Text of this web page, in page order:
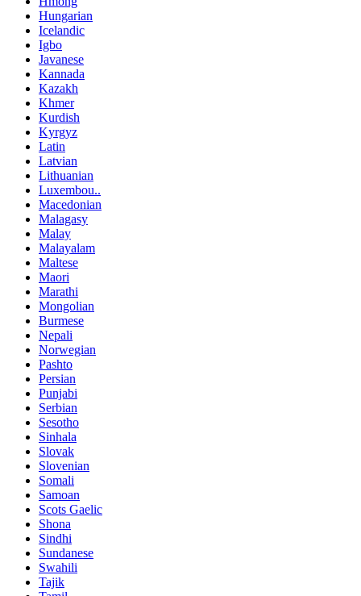
Hungarian
Icelandic
Igbo
Javanese
Kannada
Kazakh
Khmer
Kurdish
Kyrgyz
Latin
Latvian
Lithuanian
Luxembou..
Macedonian
Malagasy
Malay
Malayalam
Maltese
Maori
Marathi
Mongolian
Burmese
Nepali
Norwegian
Pashto
Persian
Punjabi
Serbian
Sesotho
Sinhala
Slovak
Slovenian
Somali
Samoan
Scots Gaelic
Shona
Sindhi
Sundanese
Swahili
Tajik